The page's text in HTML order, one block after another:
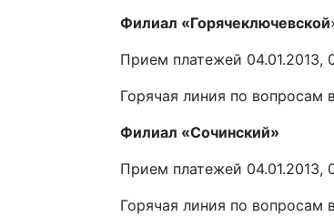
Филиал «Горячеключевской
Прием платежей 04.01.2013,
Горячая линия по вопросам
Филиал «Сочинский»
Прием платежей 04.01.2013,
Горячая линия по вопросам